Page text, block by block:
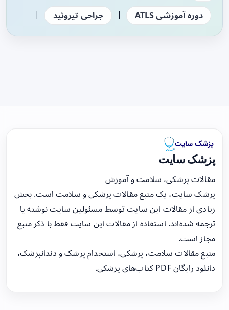
دوره آموزشی ATLS | جراحی تیروئید |
پزشک سایت
مقالات پزشکی، سلامت و آموزش
پزشک سایت، یک منبع مقالات پزشکی و سلامت است. بخش
زیادی از مقالات این سایت توسط مسئولین سایت نوشته یا
ترجمه شده‌اند. استفاده از مقالات این سایت فقط با ذکر منبع
مجاز است.
منبع مقالات سلامت، پزشکی، استخدام پزشک و دندانپزشک،
دانلود رایگان PDF کتاب‌های پزشکی.